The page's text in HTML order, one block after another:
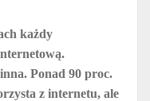
każdy
Ponad 90 proc.
z internetu, ale